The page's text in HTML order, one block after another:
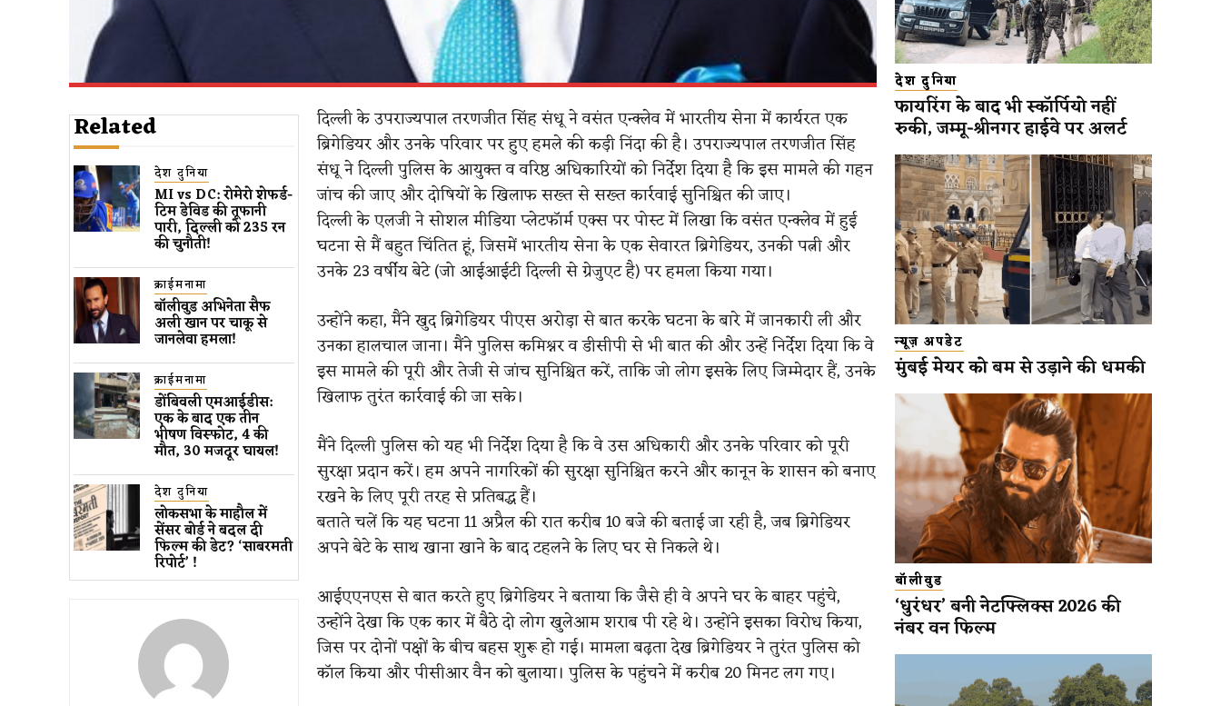
Related
देश दुनिया
MI vs DC: रोमेरो शेफर्ड-
टिम डेविड की तूफानी
पारी, दिल्ली को 235 रन
की चुनौती!
क्राईमनामा
बॉलीवुड​ अभिनेता सैफ
अली खान पर चाकू से ​
जानलेवा हमला​!
क्राईमनामा
डोंबिवली एमआईडीस:
एक के बाद एक तीन
भीषण विस्फोट, 4 की
मौत, 30 मजदूर घायल!
देश दुनिया
लोकसभा के माहौल में
सेंसर बोर्ड ने बदल दी
फिल्म की डेट? ‘साबरमती
रिपोर्ट’ !
दिल्ली के उपराज्यपाल तरणजीत सिंह संधू ने वसंत एन्क्लेव में भारतीय सेना में कार्यरत एक
ब्रिगेडियर और उनके परिवार पर हुए हमले की कड़ी निंदा की है। उपराज्यपाल तरणजीत सिंह
संधू ने दिल्ली पुलिस के आयुक्त व वरिष्ठ अधिकारियों को निर्देश दिया है कि इस मामले की गहन
जांच की जाए और दोषियों के खिलाफ सख्त से सख्त कार्रवाई सुनिश्चित की जाए।
दिल्ली के एलजी ने सोशल मीडिया प्लेटफॉर्म एक्स पर पोस्ट में लिखा कि वसंत एन्क्लेव में हुई
घटना से मैं बहुत चिंतित हूं, जिसमें भारतीय सेना के एक सेवारत ब्रिगेडियर, उनकी पत्नी और
उनके 23 वर्षीय बेटे (जो आईआईटी दिल्ली से ग्रेजुएट है) पर हमला किया गया।
उन्होंने कहा, मैंने खुद ब्रिगेडियर पीएस अरोड़ा से बात करके घटना के बारे में जानकारी ली और
उनका हालचाल जाना। मैंने पुलिस कमिश्नर व डीसीपी से भी बात की और उन्हें निर्देश दिया कि वे
इस मामले की पूरी और तेजी से जांच सुनिश्चित करें, ताकि जो लोग इसके लिए जिम्मेदार हैं, उनके
खिलाफ तुरंत कार्रवाई की जा सके।
मैंने दिल्ली पुलिस को यह भी निर्देश दिया है कि वे उस अधिकारी और उनके परिवार को पूरी
सुरक्षा प्रदान करें। हम अपने नागरिकों की सुरक्षा सुनिश्चित करने और कानून के शासन को बनाए
रखने के लिए पूरी तरह से प्रतिबद्ध हैं।
बताते चलें कि यह घटना 11 अप्रैल की रात करीब 10 बजे की बताई जा रही है, जब ब्रिगेडियर
अपने बेटे के साथ खाना खाने के बाद टहलने के लिए घर से निकले थे।
आईएएनएस से बात करते हुए ब्रिगेडियर ने बताया कि जैसे ही वे अपने घर के बाहर पहुंचे,
उन्होंने देखा कि एक कार में बैठे दो लोग खुलेआम शराब पी रहे थे। उन्होंने इसका विरोध किया,
जिस पर दोनों पक्षों के बीच बहस शुरू हो गई। मामला बढ़ता देख ब्रिगेडियर ने तुरंत पुलिस को
कॉल किया और पीसीआर वैन को बुलाया। पुलिस के पहुंचने में करीब 20 मिनट लग गए।
देश दुनिया
फायरिंग के बाद भी स्कॉर्पियो नहीं
रुकी, जम्मू-श्रीनगर हाईवे पर अलर्ट
न्यूज़ अपडेट
मुंबई मेयर को बम से उड़ाने की धमकी
बॉलीवुड
‘धुरंधर’ बनी नेटफ्लिक्स 2026 की
नंबर वन फिल्म